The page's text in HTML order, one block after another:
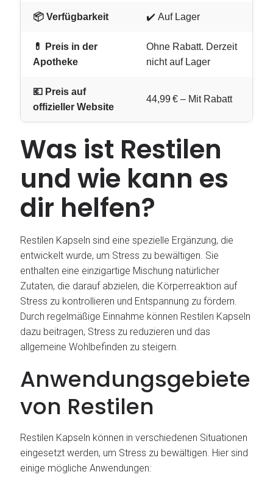
📦 Verfügbarkeit ✔️ Auf Lager
💊 Preis in der
Apotheke
Ohne Rabatt. Derzeit
nicht auf Lager
💶 Preis auf
offizieller Website
44,99 € – Mit Rabatt
Was ist Restilen
und wie kann es
dir helfen?
Restilen Kapseln sind eine spezielle Ergänzung, die
entwickelt wurde, um Stress zu bewältigen. Sie
enthalten eine einzigartige Mischung natürlicher
Zutaten, die darauf abzielen, die Körperreaktion auf
Stress zu kontrollieren und Entspannung zu fördern.
Durch regelmäßige Einnahme können Restilen Kapseln
dazu beitragen, Stress zu reduzieren und das
allgemeine Wohlbefinden zu steigern.
Anwendungsgebiete
von Restilen
Restilen Kapseln können in verschiedenen Situationen
eingesetzt werden, um Stress zu bewältigen. Hier sind
einige mögliche Anwendungen: